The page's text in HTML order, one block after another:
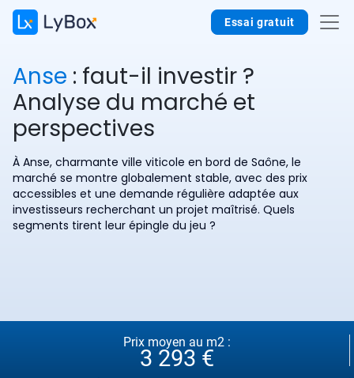
Essai gratuit
Anse : faut-il investir ?
Analyse du marché et
perspectives
À Anse, charmante ville viticole en bord de Saône, le
marché se montre globalement stable, avec des prix
accessibles et une demande régulière adaptée aux
investisseurs recherchant un projet maîtrisé. Quels
segments tirent leur épingle du jeu ?
Prix moyen au m2 :
3 293 €